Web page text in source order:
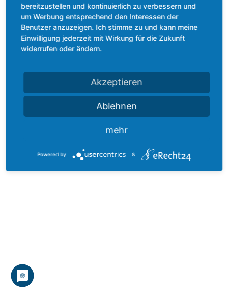
Einzelnes Ergebnis wird angezeigt
Markierungskegel /-pylonen
2,50€
bereitzustellen und kontinuierlich zu verbessern und
um Werbung entsprechend den Interessen der
Benutzer anzuzeigen. Ich stimme zu und kann meine
Einwilligung jederzeit mit Wirkung für die Zukunft
widerrufen oder ändern.
Akzeptieren
Ablehnen
mehr
Powered by &